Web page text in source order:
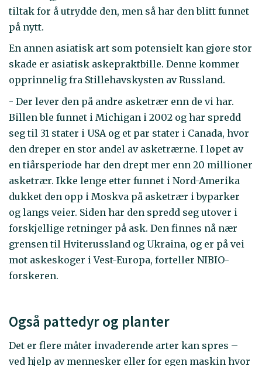
tiltak for å utrydde den, men så har den blitt funnet
på nytt.
En annen asiatisk art som potensielt kan gjøre stor
skade er asiatisk askepraktbille. Denne kommer
opprinnelig fra Stillehavskysten av Russland.
- Der lever den på andre asketrær enn de vi har.
Billen ble funnet i Michigan i 2002 og har spredd
seg til 31 stater i USA og et par stater i Canada, hvor
den dreper en stor andel av asketrærne. I løpet av
en tiårsperiode har den drept mer enn 20 millioner
asketrær. Ikke lenge etter funnet i Nord-Amerika
dukket den opp i Moskva på asketrær i byparker
og langs veier. Siden har den spredd seg utover i
forskjellige retninger på ask. Den finnes nå nær
grensen til Hviterussland og Ukraina, og er på vei
mot askeskoger i Vest-Europa, forteller NIBIO-
forskeren.
Også pattedyr og planter
Det er flere måter invaderende arter kan spres –
ved hjelp av mennesker eller for egen maskin hvor